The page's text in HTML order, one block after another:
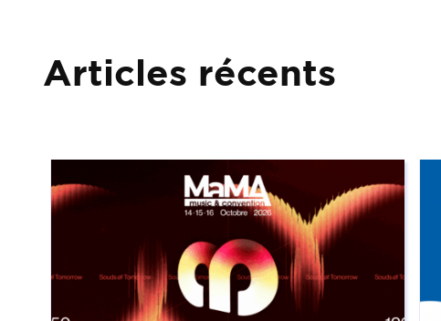
Articles récents